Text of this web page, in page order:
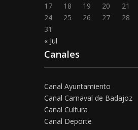
17
18 19 20 21
24
25 26 27 28
31
« Jul
Canales
Canal Ayuntamiento
Canal Carnaval de Badajoz
Canal Cultura
Canal Deporte